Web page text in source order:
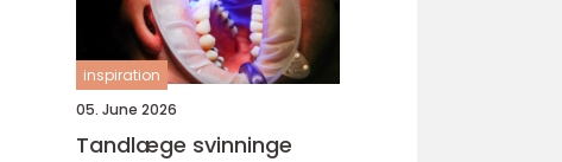
inspiration
05. June 2026
Tandlæge svinninge